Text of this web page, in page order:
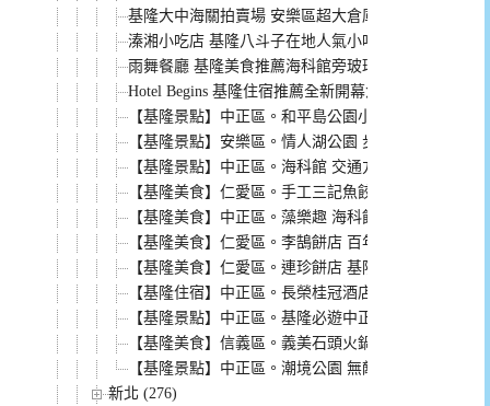
基隆大中海關拍賣場 安樂區超大倉庫 什麼都賣的海
溱湘小吃店 基隆八斗子在地人氣小吃 藏在巷弄裡的
雨舞餐廳 基隆美食推薦海科館旁玻璃屋 網美森林系
Hotel Begins 基隆住宿推薦全新開幕倉箱蜜境文旅 海
【基隆景點】中正區。和平島公園小島製皂DIY 美
【基隆景點】安樂區。情人湖公園 步道輕鬆走 走過
【基隆景點】中正區。海科館 交通方便 設施豐富好
【基隆美食】仁愛區。手工三記魚餃 火鍋最佳配料
【基隆美食】中正區。藻樂趣 海科館裡美味餐廳 漁
【基隆美食】仁愛區。李鵠餅店 百年鳳梨酥老店 基
【基隆美食】仁愛區。連珍餅店 基隆廟口百年老店
【基隆住宿】中正區。長榮桂冠酒店 基隆港海景風
【基隆景點】中正區。基隆必遊中正公園 停車方便
【基隆美食】信義區。義美石頭火鍋 廟口附近中正
【基隆景點】中正區。潮境公園 無敵海景旁看哈利
新北 (276)